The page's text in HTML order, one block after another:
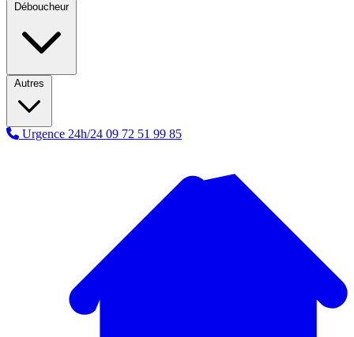
Déboucheur
Autres
Urgence 24h/24 09 72 51 99 85